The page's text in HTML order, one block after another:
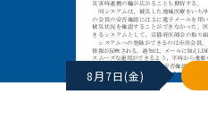
8月7日(金)